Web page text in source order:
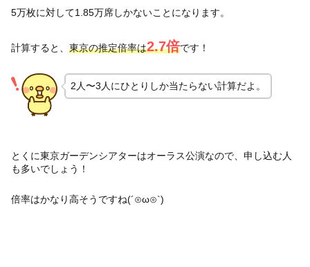
5万枚に対して1.85万席しかないことになります。
計算すると、 東京の推定倍率は2.7倍です！
2人〜3人にひとりしか当たらない計算だよ。
とくに東京ガーデンシアターはオーラス公演なので、申し込む人
も多いでしょう！
倍率はかなり高そうですね(´⊙ω⊙`)